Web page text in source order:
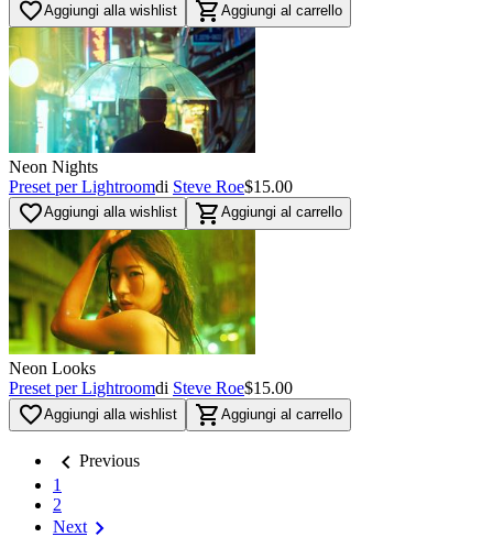
favorite_borderAggiungi alla wishlist shopping_cart Aggiungi al carrello
Neon Nights
Preset per Lightroomdi Steve Roe$15.00
favorite_borderAggiungi alla wishlist shopping_cart Aggiungi al carrello
Neon Looks
Preset per Lightroomdi Steve Roe$15.00
favorite_borderAggiungi alla wishlist shopping_cart Aggiungi al carrello
chevron_left Previous
1
2
Nextchevron_right